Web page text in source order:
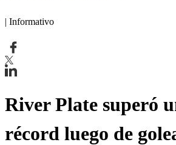
| Informativo
River Plate superó
récord luego de